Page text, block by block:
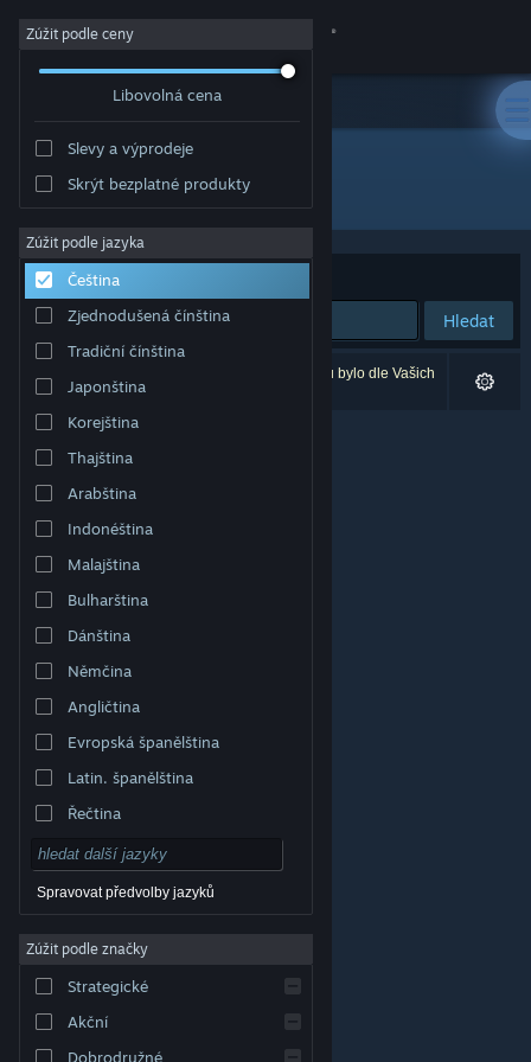
Přihlásit se
Komunita
Informace
Podpora
Změnit jazyk
Mobilní aplikace služby Steam
Desktopová verze stránky
© Valve Corporation. Všechna práva vyhrazena.
příslušných subjektů v USA a dalších zemích.
Smlouva o užívání služby Steam
Cookies
Zúžit podle ceny
Libovolná cena
Slevy a výprodeje
Skrýt bezplatné produkty
Zúžit podle jazyka
Čeština
Zjednodušená čínština
Tradiční čínština
Japonština
Korejština
Thajština
Arabština
Indonéština
Malajština
Bulharština
Dánština
Němčina
Angličtina
Evropská španělština
Latin. španělština
Řečtina
Spravovat předvolby jazyků
Zúžit podle značky
Strategické
Akční
Dobrodružné
Vývojář: Muikkumedia Oy
Seřadit podle
Hledat
Vašemu zadání odpovídá 0 výsledků. 2 produktů bylo dle Vašich
předvoleb vyloučeno z výsledků vyhledávání.